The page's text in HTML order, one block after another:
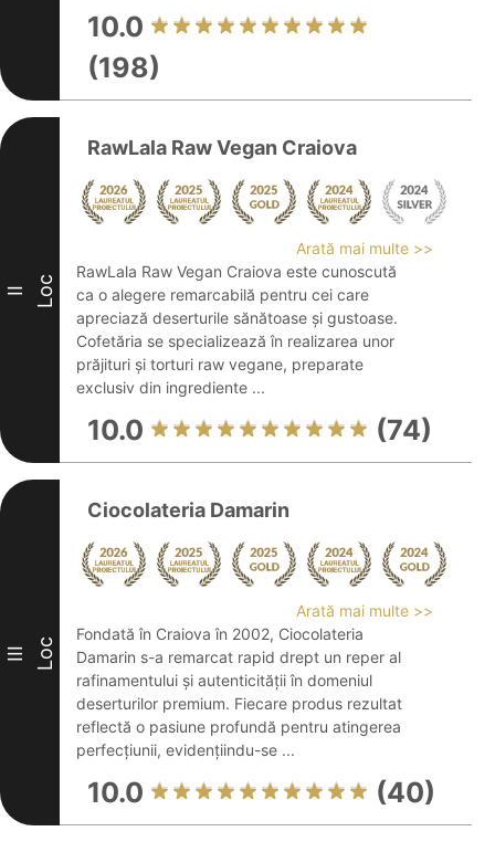
10.0
(198)
II Loc
RawLala Raw Vegan Craiova
Arată mai multe >>
RawLala Raw Vegan Craiova este cunoscută
ca o alegere remarcabilă pentru cei care
apreciază deserturile sănătoase și gustoase.
Cofetăria se specializează în realizarea unor
prăjituri și torturi raw vegane, preparate
exclusiv din ingrediente ...
10.0 (74)
III Loc
Ciocolateria Damarin
Arată mai multe >>
Fondată în Craiova în 2002, Ciocolateria
Damarin s-a remarcat rapid drept un reper al
rafinamentului și autenticității în domeniul
deserturilor premium. Fiecare produs rezultat
reflectă o pasiune profundă pentru atingerea
perfecțiunii, evidențiindu-se ...
10.0 (40)